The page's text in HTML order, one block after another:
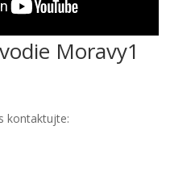
Moravy1
kontaktujte: